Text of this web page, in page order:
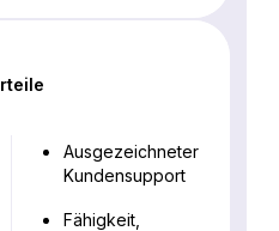
Ausgezeichneter
Kundensupport
Fähigkeit,